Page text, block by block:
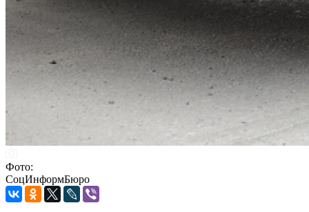
Фото:
СоцИнформБюро